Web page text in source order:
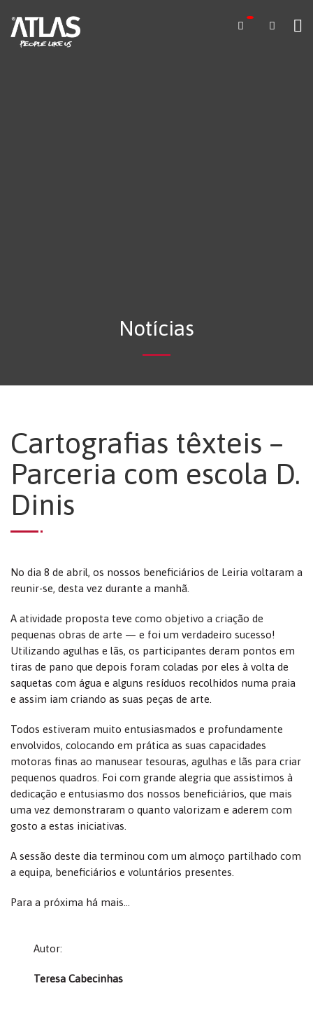
Notícias
Cartografias têxteis –
Parceria com escola D.
Dinis
No dia 8 de abril, os nossos beneficiários de Leiria voltaram a
reunir-se, desta vez durante a manhã.
A atividade proposta teve como objetivo a criação de
pequenas obras de arte — e foi um verdadeiro sucesso!
Utilizando agulhas e lãs, os participantes deram pontos em
tiras de pano que depois foram coladas por eles à volta de
saquetas com água e alguns resíduos recolhidos numa praia
e assim iam criando as suas peças de arte.
Todos estiveram muito entusiasmados e profundamente
envolvidos, colocando em prática as suas capacidades
motoras finas ao manusear tesouras, agulhas e lãs para criar
pequenos quadros. Foi com grande alegria que assistimos à
dedicação e entusiasmo dos nossos beneficiários, que mais
uma vez demonstraram o quanto valorizam e aderem com
gosto a estas iniciativas.
A sessão deste dia terminou com um almoço partilhado com
a equipa, beneficiários e voluntários presentes.
Para a próxima há mais…
Autor:
Teresa Cabecinhas